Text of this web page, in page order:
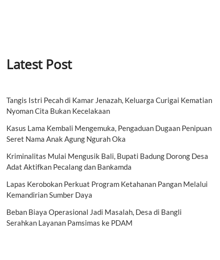
Latest Post
Tangis Istri Pecah di Kamar Jenazah, Keluarga Curigai Kematian
Nyoman Cita Bukan Kecelakaan
Kasus Lama Kembali Mengemuka, Pengaduan Dugaan Penipuan
Seret Nama Anak Agung Ngurah Oka
Kriminalitas Mulai Mengusik Bali, Bupati Badung Dorong Desa
Adat Aktifkan Pecalang dan Bankamda
Lapas Kerobokan Perkuat Program Ketahanan Pangan Melalui
Kemandirian Sumber Daya
Beban Biaya Operasional Jadi Masalah, Desa di Bangli
Serahkan Layanan Pamsimas ke PDAM